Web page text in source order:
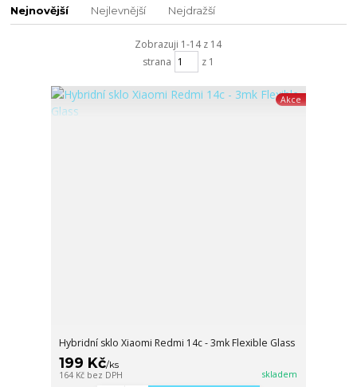
Nejnovější Nejlevnější Nejdražší
Zobrazuji 1-14 z 14
strana
z 1
Akce
Hybridní sklo Xiaomi Redmi 14c - 3mk Flexible Glass
199 Kč/ks
164 Kč bez DPH skladem